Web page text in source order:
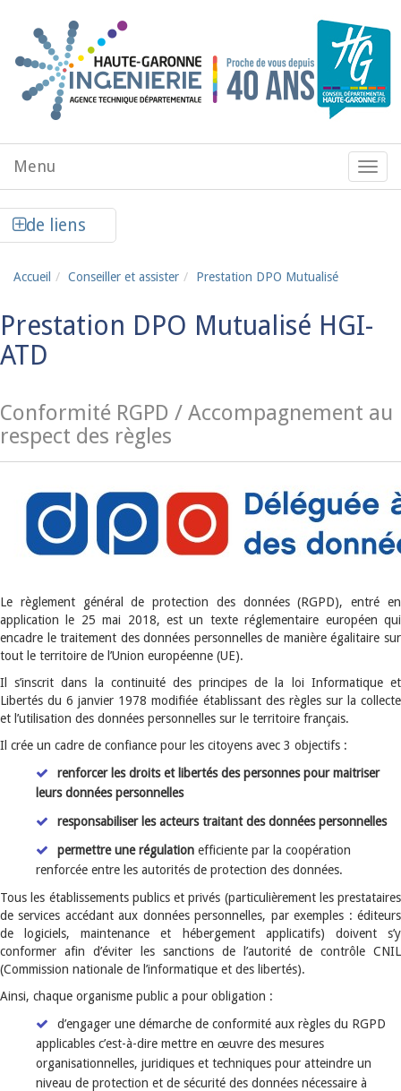
Menu
de
Menu
de liens
Accueil Conseiller et assister Prestation DPO Mutualisé
Prestation DPO Mutualisé HGI-
ATD
Conformité RGPD / Accompagnement au
respect des règles
Le règlement général de protection des données (RGPD), entré en
application le 25 mai 2018, est un texte réglementaire européen qui
encadre le traitement des données personnelles de manière égalitaire sur
tout le territoire de l’Union européenne (UE).
Il s’inscrit dans la continuité des principes de la loi Informatique et
Libertés du 6 janvier 1978 modifiée établissant des règles sur la collecte
et l’utilisation des données personnelles sur le territoire français.
Il crée un cadre de confiance pour les citoyens avec 3 objectifs :
renforcer les droits et libertés des personnes pour maitriser
leurs données personnelles
responsabiliser les acteurs traitant des données personnelles
permettre une régulation efficiente par la coopération
renforcée entre les autorités de protection des données.
Tous les établissements publics et privés (particulièrement les prestataires
de services accédant aux données personnelles, par exemples : éditeurs
de logiciels, maintenance et hébergement applicatifs) doivent s’y
conformer afin d’éviter les sanctions de l’autorité de contrôle CNIL
(Commission nationale de l’informatique et des libertés).
Ainsi, chaque organisme public a pour obligation :
d’engager une démarche de conformité aux règles du RGPD
applicables c’est-à-dire mettre en œuvre des mesures
organisationnelles, juridiques et techniques pour atteindre un
niveau de protection et de sécurité des données nécessaire à